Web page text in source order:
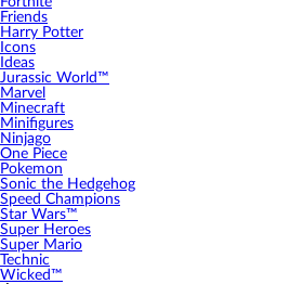
Friends
Harry Potter
Icons
Ideas
Jurassic World™
Marvel
Minecraft
Minifigures
Ninjago
One Piece
Pokemon
Sonic the Hedgehog
Speed Champions
Star Wars™
Super Heroes
Super Mario
Technic
Wicked™